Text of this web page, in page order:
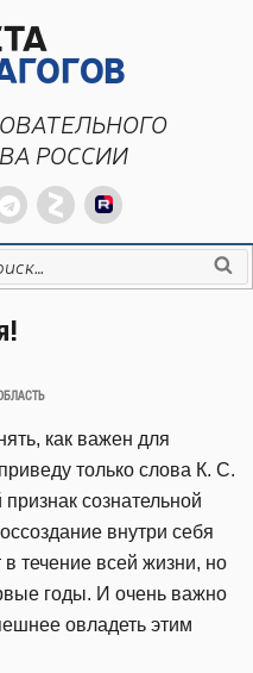
РОССИИ
как важен для
только слова К. С.
сознательной
внутри себя
течение всей жизни, но
годы. И очень важно
овладеть этим